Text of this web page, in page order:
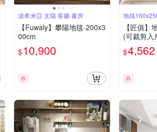
波希米亞 太陽 客廳 書房
【Fuwaly】攀陽地毯-200x3
00cm
$10,900
券
地毯
【匠俱】
(可裁剪入
簡約防滑
家用門墊)
$4,562
券